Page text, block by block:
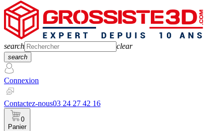
search clear
search
Connexion
Contactez-nous03 24 27 42 16
0
Panier